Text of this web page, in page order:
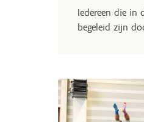
Iedereen die
begeleid zijn